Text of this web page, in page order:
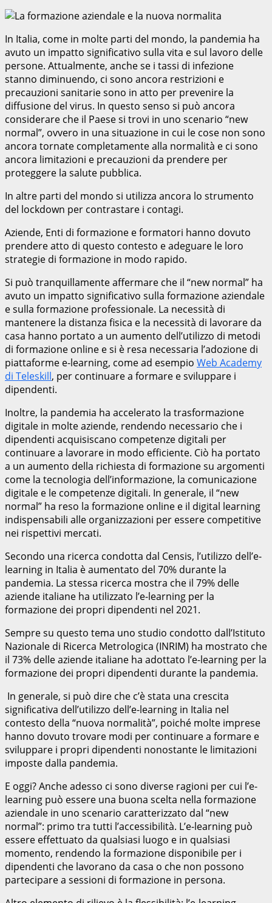
In Italia, come in molte parti del mondo, la pandemia ha
avuto un impatto significativo sulla vita e sul lavoro delle
persone. Attualmente, anche se i tassi di infezione
stanno diminuendo, ci sono ancora restrizioni e
precauzioni sanitarie sono in atto per prevenire la
diffusione del virus. In questo senso si può ancora
considerare che il Paese si trovi in uno scenario “new
normal”, ovvero in una situazione in cui le cose non sono
ancora tornate completamente alla normalità e ci sono
ancora limitazioni e precauzioni da prendere per
proteggere la salute pubblica.
In altre parti del mondo si utilizza ancora lo strumento
del lockdown per contrastare i contagi.
Aziende, Enti di formazione e formatori hanno dovuto
prendere atto di questo contesto e adeguare le loro
strategie di formazione in modo rapido.
Si può tranquillamente affermare che il “new normal” ha
avuto un impatto significativo sulla formazione aziendale
e sulla formazione professionale. La necessità di
mantenere la distanza fisica e la necessità di lavorare da
casa hanno portato a un aumento dell’utilizzo di metodi
di formazione online e si è resa necessaria l’adozione di
piattaforme e-learning, come ad esempio Web Academy
di Teleskill, per continuare a formare e sviluppare i
dipendenti.
Inoltre, la pandemia ha accelerato la trasformazione
digitale in molte aziende, rendendo necessario che i
dipendenti acquisiscano competenze digitali per
continuare a lavorare in modo efficiente. Ciò ha portato
a un aumento della richiesta di formazione su argomenti
come la tecnologia dell’informazione, la comunicazione
digitale e le competenze digitali. In generale, il “new
normal” ha reso la formazione online e il digital learning
indispensabili alle organizzazioni per essere competitive
nei rispettivi mercati.
Secondo una ricerca condotta dal Censis, l’utilizzo dell’e-
learning in Italia è aumentato del 70% durante la
pandemia. La stessa ricerca mostra che il 79% delle
aziende italiane ha utilizzato l’e-learning per la
formazione dei propri dipendenti nel 2021.
Sempre su questo tema uno studio condotto dall’Istituto
Nazionale di Ricerca Metrologica (INRIM) ha mostrato che
il 73% delle aziende italiane ha adottato l’e-learning per la
formazione dei propri dipendenti durante la pandemia.
In generale, si può dire che c’è stata una crescita
significativa dell’utilizzo dell’e-learning in Italia nel
contesto della “nuova normalità”, poiché molte imprese
hanno dovuto trovare modi per continuare a formare e
sviluppare i propri dipendenti nonostante le limitazioni
imposte dalla pandemia.
E oggi? Anche adesso ci sono diverse ragioni per cui l’e-
learning può essere una buona scelta nella formazione
aziendale in uno scenario caratterizzato dal “new
normal”: primo tra tutti l’accessibilità. L’e-learning può
essere effettuato da qualsiasi luogo e in qualsiasi
momento, rendendo la formazione disponibile per i
dipendenti che lavorano da casa o che non possono
partecipare a sessioni di formazione in persona.